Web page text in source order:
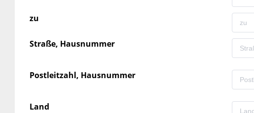
zu
Straße, Hausnummer
Postleitzahl, Hausnummer
Land